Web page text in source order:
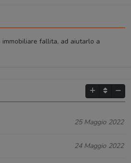
immobiliare fallita, ad aiutarlo a
25 Maggio 2022
24 Maggio 2022